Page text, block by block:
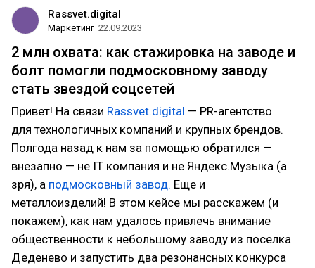
Rassvet.digital
Маркетинг 22.09.2023
2 млн охвата: как стажировка на заводе и
болт помогли подмосковному заводу
стать звездой соцсетей
Привет! На связи Rassvet.digital — PR-агентство
для технологичных компаний и крупных брендов.
Полгода назад к нам за помощью обратился —
внезапно — не IT компания и не Яндекс.Музыка (а
зря), а подмосковный завод. Еще и
металлоизделий! В этом кейсе мы расскажем (и
покажем), как нам удалось привлечь внимание
общественности к небольшому заводу из поселка
Деденево и запустить два резонансных конкурса